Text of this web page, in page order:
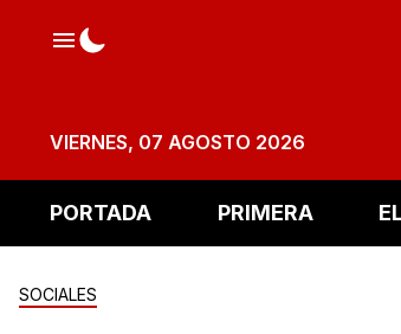
VIERNES, 07 AGOSTO 2026
PORTADA PRIMERA
SOCIALES